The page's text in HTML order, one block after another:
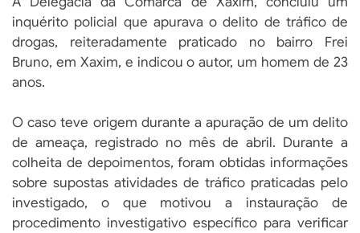
inquérito policial que apurava o delito de tráfico de
drogas, reiteradamente praticado no bairro Frei
Bruno, em Xaxim, e indicou o autor, um homem de 23
anos.
O caso teve origem durante a apuração de um delito
de ameaça, registrado no mês de abril. Durante a
colheita de depoimentos, foram obtidas informações
sobre supostas atividades de tráfico praticadas pelo
investigado, o que motivou a instauração de
procedimento investigativo específico para verificar